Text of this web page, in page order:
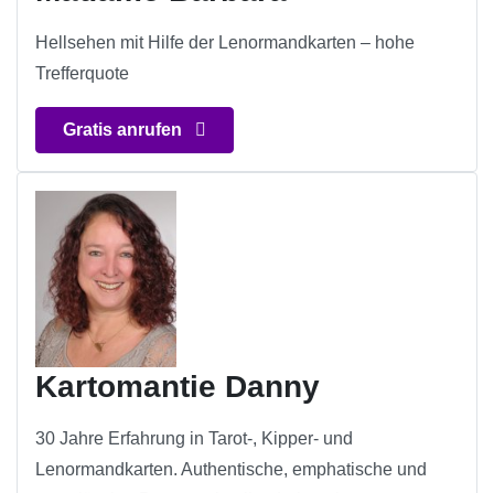
Hellsehen mit Hilfe der Lenormandkarten – hohe
Trefferquote
Gratis anrufen
Kartomantie Danny
30 Jahre Erfahrung in Tarot-, Kipper- und
Lenormandkarten. Authentische, emphatische und